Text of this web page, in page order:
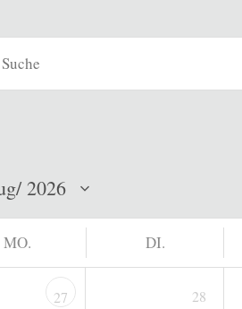
MO. DI.
27 28